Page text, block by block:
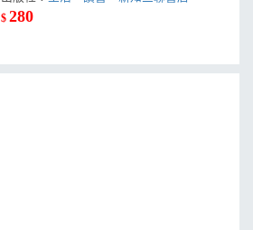
$280